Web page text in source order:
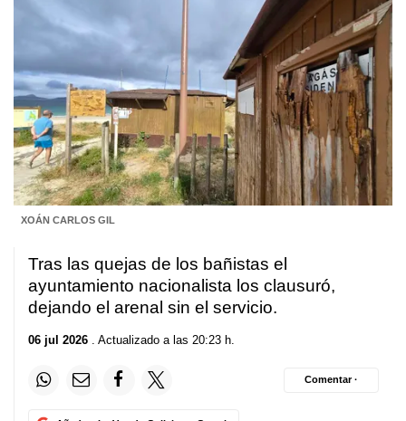
XOÁN CARLOS GIL
Tras las quejas de los bañistas el
ayuntamiento nacionalista los clausuró,
dejando el arenal sin el servicio.
06 jul 2026 . Actualizado a las 20:23 h.
Comentar ·